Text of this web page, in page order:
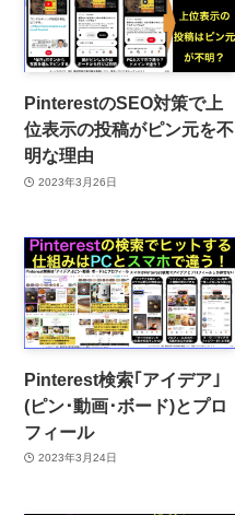
PinterestのSEO対策で上
位表示の投稿がピン元を不
明な理由
2023年3月26日
Pinterest検索｢アイデア｣
(ピン･動画･ボード)とプロ
フィール
2023年3月24日